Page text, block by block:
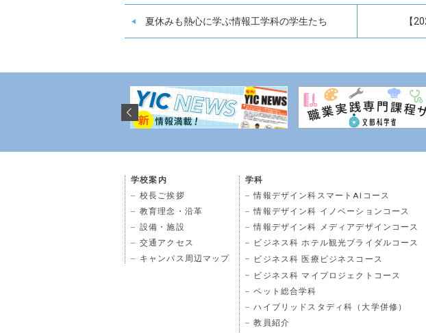
夏休みも熱心に学ぶ情報工学科の学生たち 【
学校案内
校長ご挨拶
教育理念・沿革
設備・施設
交通アクセス
キャンパス周辺マップ
学科
情報デザイン科スマートAIコース
情報デザイン科 イノベーションコース
情報デザイン科 メディアデザインコース
ビジネス科 ホテル観光ブライダルコース
ビジネス科 医療ビジネスコース
ビジネス科 マイプロジェクトコース
ペット総合学科
ハイブリッドスタディ科（大学併修）
教員紹介